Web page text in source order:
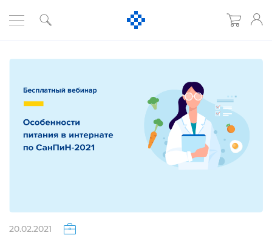
20.02.2021